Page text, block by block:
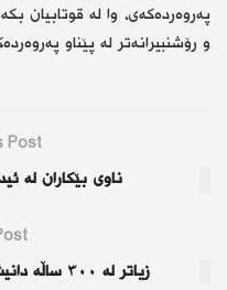
پەروەردەكەی، وا لە قوتابیان
و رۆشنبیرانەتر لە پێناو
Post
ناوی بێكاران لە
زیاتر لە ٣٠٠ ساڵە دانیشتووانی پیران خوێیان نەكڕیوە